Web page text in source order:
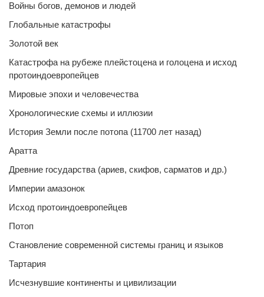
Войны богов, демонов и людей
Глобальные катастрофы
Золотой век
Катастрофа на рубеже плейстоцена и голоцена и исход
протоиндоевропейцев
Мировые эпохи и человечества
Хронологические схемы и иллюзии
История Земли после потопа (11700 лет назад)
Аратта
Древние государства (ариев, скифов, сарматов и др.)
Империи амазонок
Исход протоиндоевропейцев
Потоп
Становление современной системы границ и языков
Тартария
Исчезнувшие континенты и цивилизации